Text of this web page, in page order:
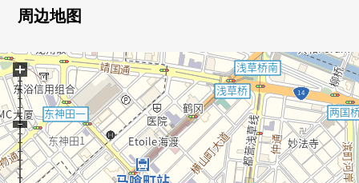
钟
▼日用品、购物
・Fresco日本桥横山町商店步行2分钟
・丸万商店日本桥马喰町商店步行3分钟
・杉药房日本桥横山町商店步行1分钟
▼Mansion的特徴
・门口门是防震门范围
周边地图
+